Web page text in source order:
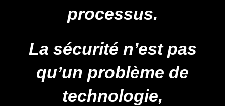
processus.
La sécurité n’est pas
qu’un problème de
technologie,